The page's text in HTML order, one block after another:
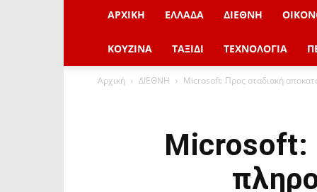
ΑΡΧΙΚΗ ΕΛΛΑΔΑ ΔΙΕΘΝΗ
ΚΟΥΖΙΝΑ ΤΑΞΙΔΙ ΤΕΧΝΟΛΟΓΙΑ
Αρχική ΔΙΕΘΝΗ Microsoft: Προς σταδιακή
Microsoft: